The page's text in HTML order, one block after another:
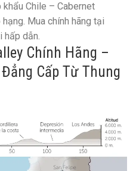
Chile – Cabernet
Mua chính hãng tại
hấp dẫn.
Chính Hãng –
Cấp Từ Thung